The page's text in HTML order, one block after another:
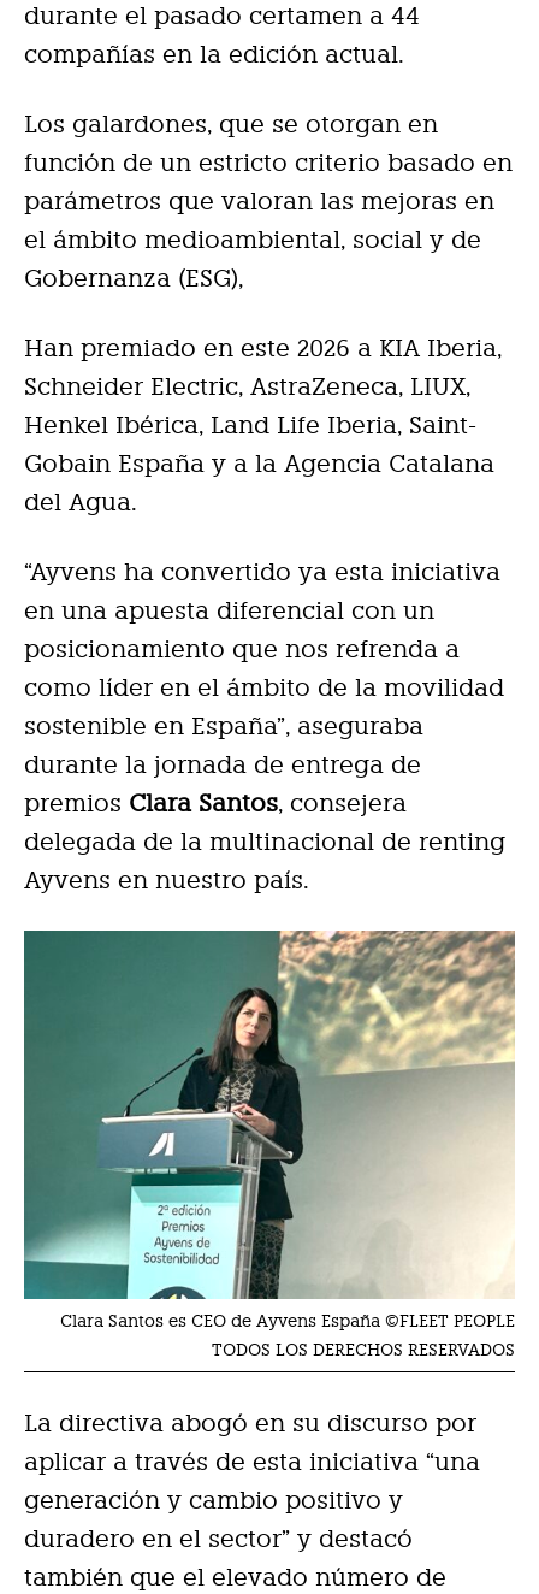
durante el pasado certamen a 44
compañías en la edición actual.
Los galardones, que se otorgan en
función de un estricto criterio basado en
parámetros que valoran las mejoras en
el ámbito medioambiental, social y de
Gobernanza (ESG),
Han premiado en este 2026 a KIA Iberia,
Schneider Electric, AstraZeneca, LIUX,
Henkel Ibérica, Land Life Iberia, Saint-
Gobain España y a la Agencia Catalana
del Agua.
“Ayvens ha convertido ya esta iniciativa
en una apuesta diferencial con un
posicionamiento que nos refrenda a
como líder en el ámbito de la movilidad
sostenible en España”, aseguraba
durante la jornada de entrega de
premios Clara Santos, consejera
delegada de la multinacional de renting
Ayvens en nuestro país.
Clara Santos es CEO de Ayvens España ©FLEET PEOPLE
TODOS LOS DERECHOS RESERVADOS
La directiva abogó en su discurso por
aplicar a través de esta iniciativa “una
generación y cambio positivo y
duradero en el sector” y destacó
también que el elevado número de